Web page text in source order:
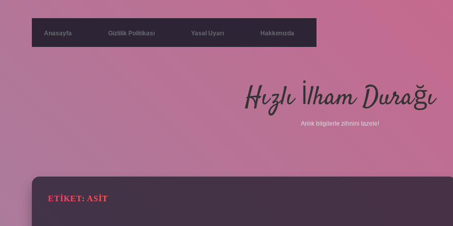
Anasayfa Gizlilik Politikası Yasal Uyarı Hakkımızda
Hızlı İlham Durağı
Anlık bilgilerle zihnini tazele!
ETIKET: ASIT